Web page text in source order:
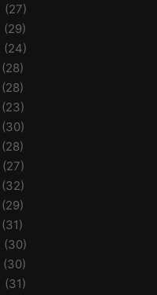
(27)
(29)
(24)
(28)
(28)
(23)
(30)
(28)
(27)
(32)
(29)
(31)
(30)
(30)
(31)